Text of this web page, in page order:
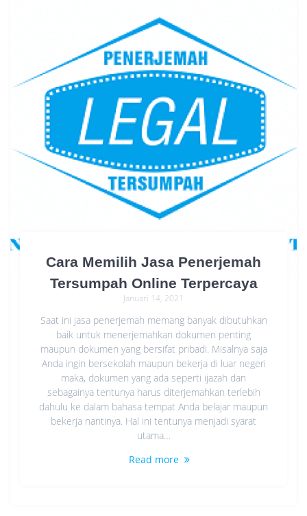
Cara Memilih Jasa Penerjemah
Tersumpah Online Terpercaya
Januari 14, 2021
Saat ini jasa penerjemah memang banyak dibutuhkan
baik untuk menerjemahkan dokumen penting
maupun dokumen yang bersifat pribadi. Misalnya saja
Anda ingin bersekolah maupun bekerja di luar negeri
maka, dokumen yang ada seperti ijazah dan
sebagainya tentunya harus diterjemahkan terlebih
dahulu ke dalam bahasa tempat Anda belajar maupun
bekerja nantinya. Hal ini tentunya menjadi syarat
utama…
Read more